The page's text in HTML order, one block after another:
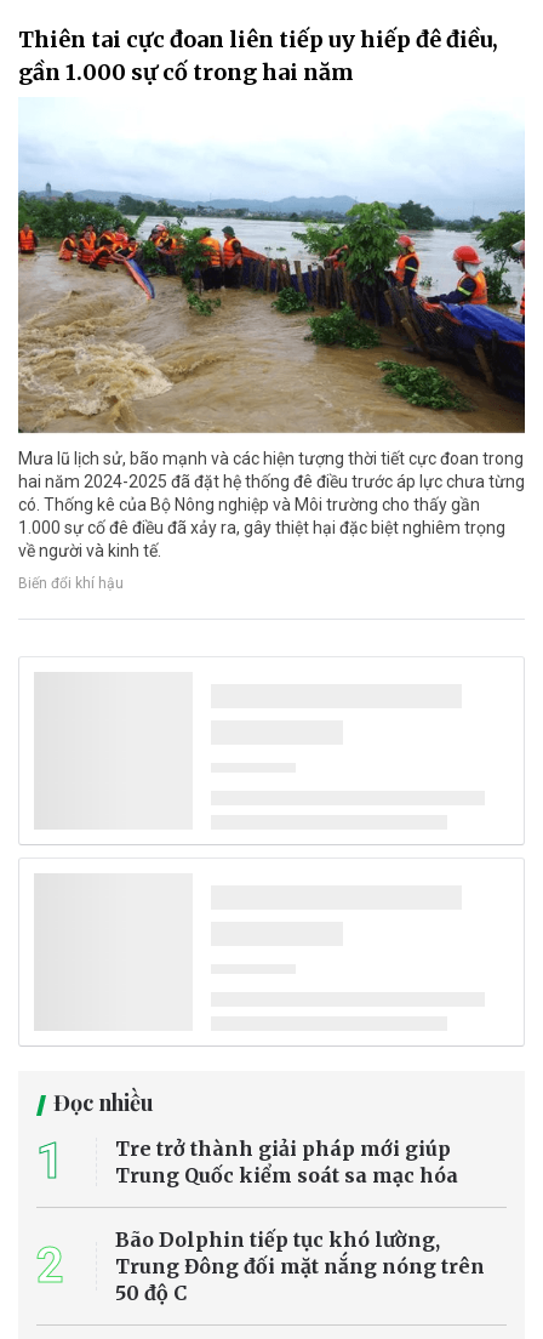
Thiên tai cực đoan liên tiếp uy hiếp đê điều,
gần 1.000 sự cố trong hai năm
Mưa lũ lịch sử, bão mạnh và các hiện tượng thời tiết cực đoan trong
hai năm 2024-2025 đã đặt hệ thống đê điều trước áp lực chưa từng
có. Thống kê của Bộ Nông nghiệp và Môi trường cho thấy gần
1.000 sự cố đê điều đã xảy ra, gây thiệt hại đặc biệt nghiêm trọng
về người và kinh tế.
Biến đổi khí hậu
Đọc nhiều
1
Tre trở thành giải pháp mới giúp
Trung Quốc kiểm soát sa mạc hóa
2
Bão Dolphin tiếp tục khó lường,
Trung Đông đối mặt nắng nóng trên
50 độ C